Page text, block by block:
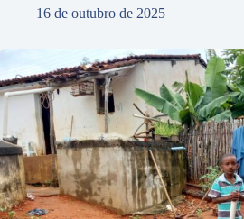
16 de outubro de 2025